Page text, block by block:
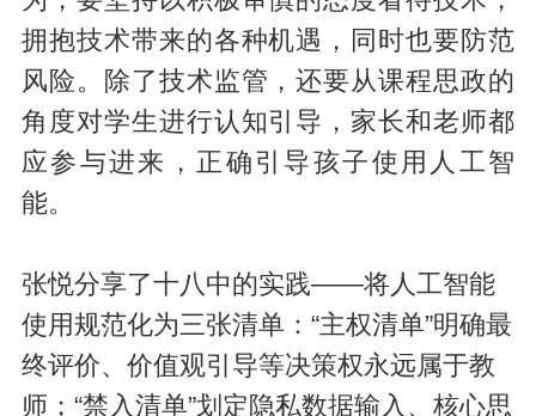
拥抱技术带来的各种机遇，同时也要防范
风险。除了技术监管，还要从课程思政的
角度对学生进行认知引导，家长和老师都
应参与进来，正确引导孩子使用人工智
能。
张悦分享了十八中的实践——将人工智能
使用规范化为三张清单：“主权清单”明确最
终评价、价值观引导等决策权永远属于教
师；“禁入清单”划定隐私数据输入、核心思